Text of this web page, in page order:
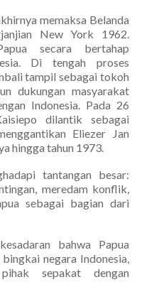
memaksa Belanda
New York 1962.
secara bertahap
Di tengah proses
tampil sebagai tokoh
dukungan masyarakat
Indonesia. Pada 26
dilantik sebagai
Eliezer Jan
hingga tahun 1973.
tantangan besar:
meredam konflik,
sebagai bagian dari
bahwa Papua
negara Indonesia,
sepakat dengan